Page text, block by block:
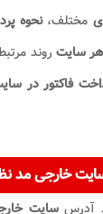
مختلف،نحوه
هر سایت روند
فاکتور در
خارجیمد
آدرسسایت